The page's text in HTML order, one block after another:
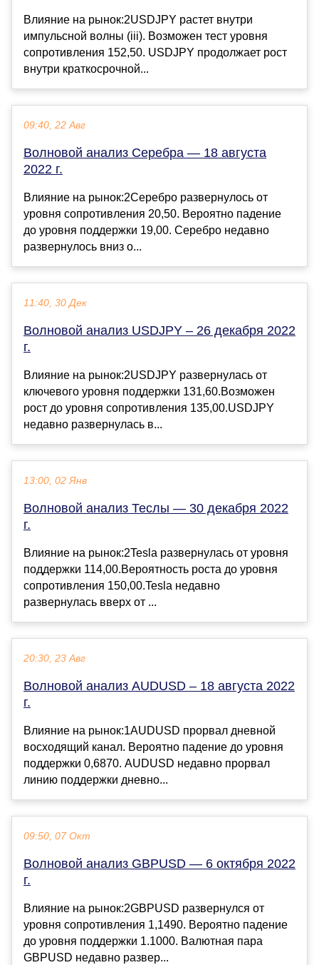
Влияние на рынок:2USDJPY растет внутри
импульсной волны (iii). Возможен тест уровня
сопротивления 152,50. USDJPY продолжает рост
внутри краткосрочной...
09:40, 22 Авг
Волновой анализ Серебра — 18 августа
2022 г.
Влияние на рынок:2Серебро развернулось от
уровня сопротивления 20,50. Вероятно падение
до уровня поддержки 19,00. Серебро недавно
развернулось вниз о...
11:40, 30 Дек
Волновой анализ USDJPY – 26 декабря 2022
г.
Влияние на рынок:2USDJPY развернулась от
ключевого уровня поддержки 131,60.Возможен
рост до уровня сопротивления 135,00.USDJPY
недавно развернулась в...
13:00, 02 Янв
Волновой анализ Теслы — 30 декабря 2022
г.
Влияние на рынок:2Tesla развернулась от уровня
поддержки 114,00.Вероятность роста до уровня
сопротивления 150,00.Tesla недавно
развернулась вверх от ...
20:30, 23 Авг
Волновой анализ AUDUSD – 18 августа 2022
г.
Влияние на рынок:1AUDUSD прорвал дневной
восходящий канал. Вероятно падение до уровня
поддержки 0,6870. AUDUSD недавно прорвал
линию поддержки дневно...
09:50, 07 Окт
Волновой анализ GBPUSD — 6 октября 2022
г.
Влияние на рынок:2GBPUSD развернулся от
уровня сопротивления 1,1490. Вероятно падение
до уровня поддержки 1.1000. Валютная пара
GBPUSD недавно развер...